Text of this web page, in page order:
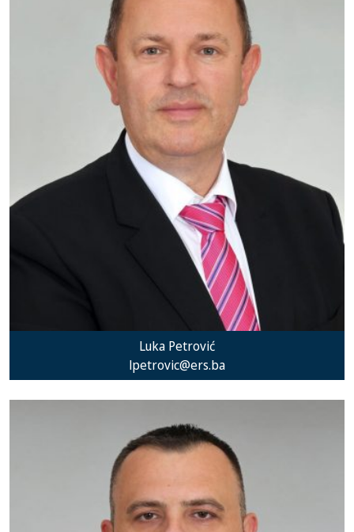
Luka Petrović
lpetrovic@ers.ba